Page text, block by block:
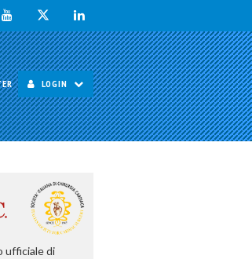
LOGIN
ufficiale di